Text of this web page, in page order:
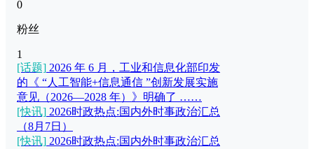
0
粉丝
1
[话题] 2026 年 6 月，工业和信息化部印发
的《 “人工智能+信息通信 ”创新发展实施
意见（2026—2028 年）》明确了 ……
[快讯] 2026时政热点:国内外时事政治汇总
（8月7日）
[快讯] 2026时政热点:国内外时事政治汇总